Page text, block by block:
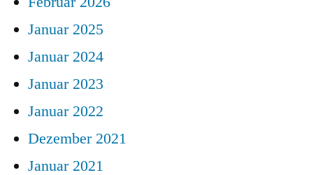
Januar 2025
Januar 2024
Januar 2023
Januar 2022
Dezember 2021
Januar 2021